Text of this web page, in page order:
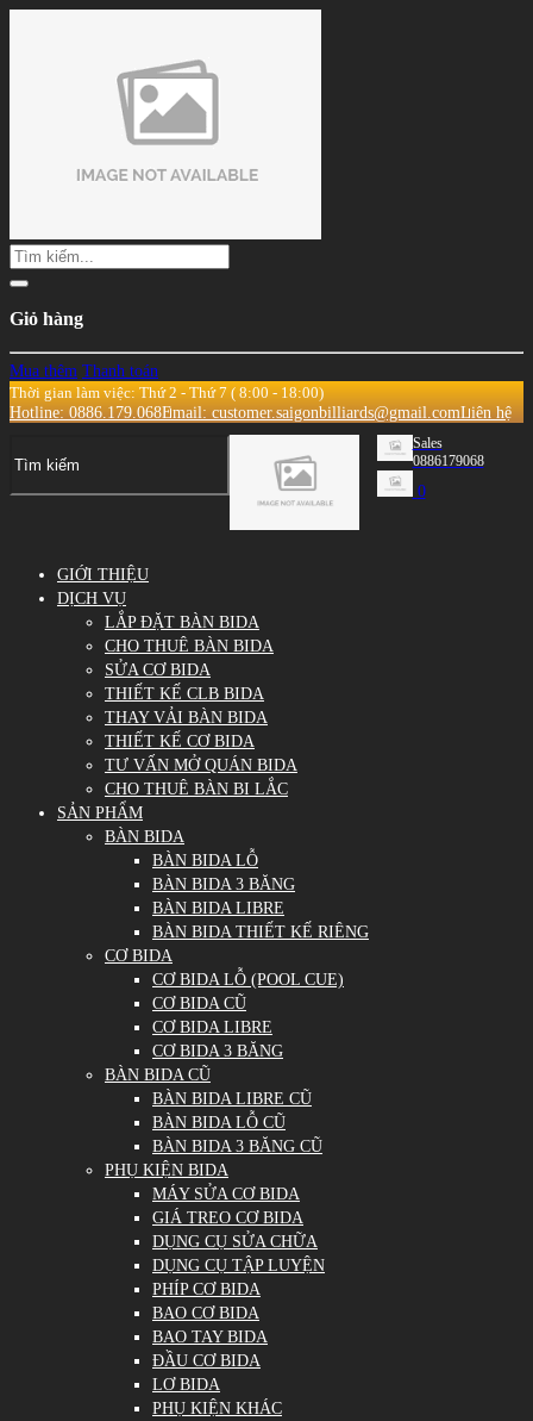
Giỏ hàng
Mua thêm Thanh toán
Thời gian làm việc: Thứ 2 - Thứ 7 ( 8:00 - 18:00)
Hotline: 0886.179.068Email: customer.saigonbilliards@gmail.comLiên hệ
Sales
0886179068
0
GIỚI THIỆU
DỊCH VỤ
LẮP ĐẶT BÀN BIDA
CHO THUÊ BÀN BIDA
SỬA CƠ BIDA
THIẾT KẾ CLB BIDA
THAY VẢI BÀN BIDA
THIẾT KẾ CƠ BIDA
TƯ VẤN MỞ QUÁN BIDA
CHO THUÊ BÀN BI LẮC
SẢN PHẨM
BÀN BIDA
BÀN BIDA LỖ
BÀN BIDA 3 BĂNG
BÀN BIDA LIBRE
BÀN BIDA THIẾT KẾ RIÊNG
CƠ BIDA
CƠ BIDA LỖ (POOL CUE)
CƠ BIDA CŨ
CƠ BIDA LIBRE
CƠ BIDA 3 BĂNG
BÀN BIDA CŨ
BÀN BIDA LIBRE CŨ
BÀN BIDA LỖ CŨ
BÀN BIDA 3 BĂNG CŨ
PHỤ KIỆN BIDA
MÁY SỬA CƠ BIDA
GIÁ TREO CƠ BIDA
DỤNG CỤ SỬA CHỮA
DỤNG CỤ TẬP LUYỆN
PHÍP CƠ BIDA
BAO CƠ BIDA
BAO TAY BIDA
ĐẦU CƠ BIDA
LƠ BIDA
PHỤ KIỆN KHÁC